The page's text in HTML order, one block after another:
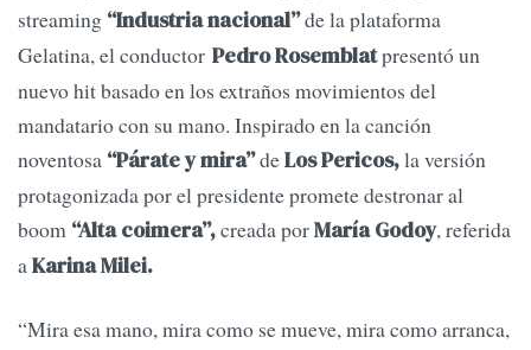
streaming “Industria nacional”de la plataforma
Gelatina, el conductor Pedro Rosemblatpresentó un
nuevo hit basado en los extraños movimientos del
mandatario con su mano. Inspirado en la canción
noventosa “Párate y mira”deLos Pericos,la versión
protagonizada por el presidente promete destronar al
boom “Alta coimera”,creada porMaría Godoy, referida
aKarina Milei.
“Mira esa mano, mira como se mueve, mira como arranca,